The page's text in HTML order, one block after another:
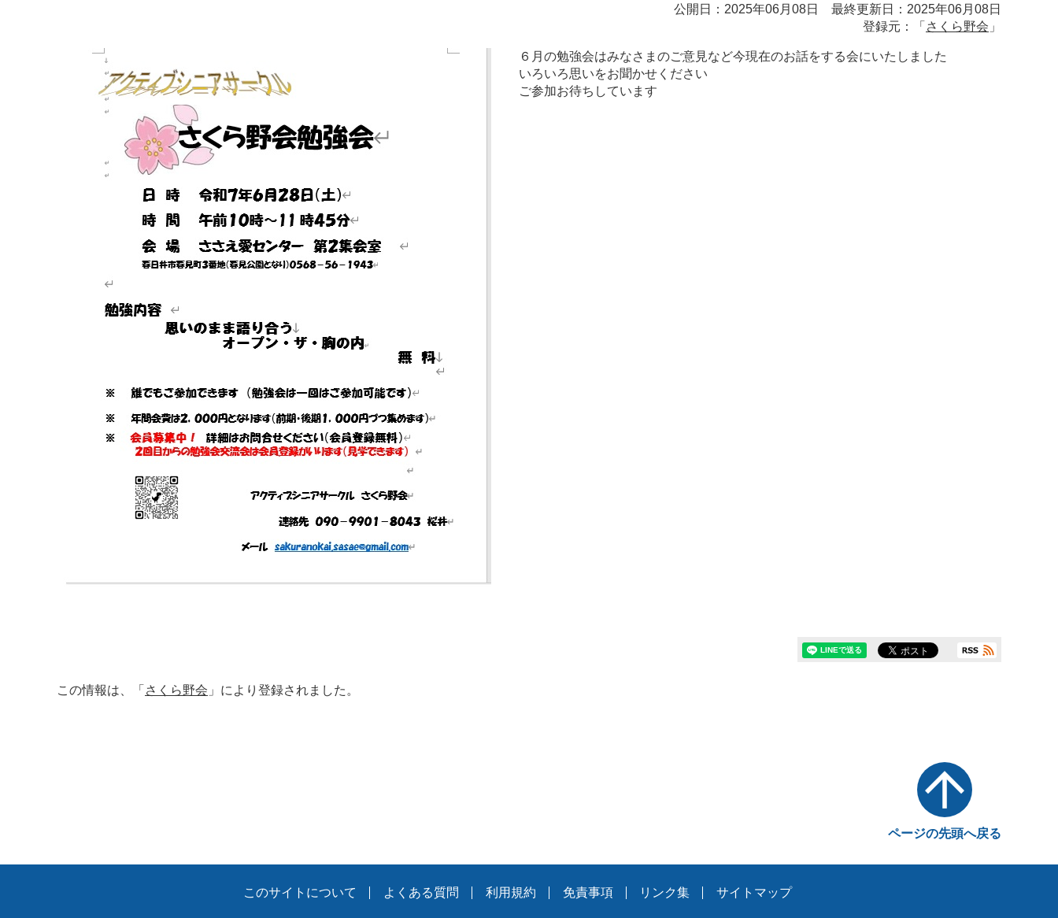
公開日：2025年06月08日 最終更新日：2025年06月08日
登録元：「 さくら野会 」
６月の勉強会はみなさまのご意見など今現在のお話をする会にいたしました
いろいろ思いをお聞かせください
ご参加お待ちしています
この情報は、「 さくら野会 」により登録されました。
ページの先頭へ戻る
このサイトについて よくある質問 利用規約 免責事項 リンク集 サイトマップ